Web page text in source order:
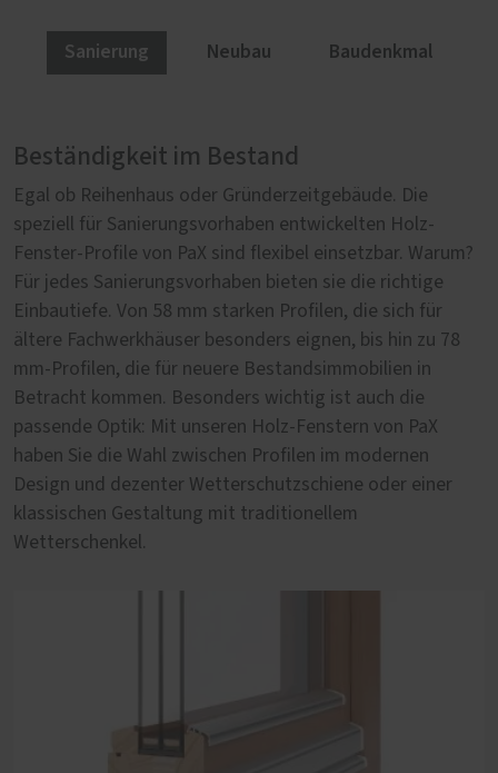
Sanierung Neubau Baudenkmal
Beständigkeit im Bestand
Egal ob Reihenhaus oder Gründerzeitgebäude. Die
speziell für Sanierungsvorhaben entwickelten Holz-
Fenster-Profile von PaX sind flexibel einsetzbar. Warum?
Für jedes Sanierungsvorhaben bieten sie die richtige
Einbautiefe. Von 58 mm starken Profilen, die sich für
ältere Fachwerkhäuser besonders eignen, bis hin zu 78
mm-Profilen, die für neuere Bestandsimmobilien in
Betracht kommen. Besonders wichtig ist auch die
passende Optik: Mit unseren Holz-Fenstern von PaX
haben Sie die Wahl zwischen Profilen im modernen
Design und dezenter Wetterschutzschiene oder einer
klassischen Gestaltung mit traditionellem
Wetterschenkel.
Nachhaltig im Neubau
Nachhaltigkeit spielt beim Bau neuer Häuser eine
wichtige Rolle. Erneuerbare Energien, effiziente
Heiztechnik und moderne Dämmstoffe gehören zum
Standard. Unsere Holz-Fenster von PaX sind eine ideale
Ergänzung. Sie entstehen aus einem nachwachsendem
Rohstoff, der C02 speichert und tragen mit einer 3-fach
Wärmeschutzverglasung deutlich zum Energiesparen bei.
Beim Thema nachhaltige Holzarten empfehlen wir
Eucalyptus globulus. Es stammt aus nachverfolgbarem,
FSC-zertifiziertem Anbau im Norden Spaniens.
Authentisch im Altbau
Mit authentischen Fenstern erstrahlen altehrwürdige
Fassaden wieder im Glanz vergangener Tage. Doch nicht
nur ein originalgetreues Aussehen ist im Fachwerk,
Altbau oder Baudenkmal von besonderer Bedeutung.
Wer im Altbau wohnt, möchte genauso sicher,
energieeffizient und komfortabel leben wie im Neubau.
Unsere altbau- und denkmalgerechten Holz-Fenster von
PaX Classic vereinen beides: historische Erscheinung für
nahezu jeden Baustil und zeitgemäßen Wohnkomfort.
Mehr erfahren